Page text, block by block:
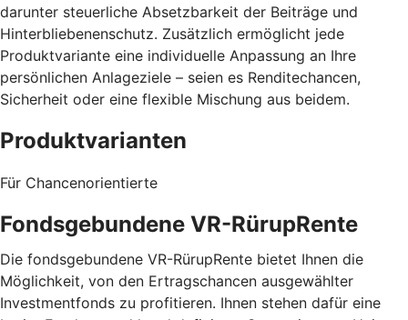
darunter steuerliche Absetzbarkeit der Beiträge und
Hinterbliebenenschutz. Zusätzlich ermöglicht jede
Produktvariante eine individuelle Anpassung an Ihre
persönlichen Anlageziele – seien es Renditechancen,
Sicherheit oder eine flexible Mischung aus beidem.
Produktvarianten
Für Chancenorientierte
Fondsgebundene VR-RürupRente
Die fondsgebundene VR-RürupRente bietet Ihnen die
Möglichkeit, von den Ertragschancen ausgewählter
Investmentfonds zu profitieren. Ihnen stehen dafür eine